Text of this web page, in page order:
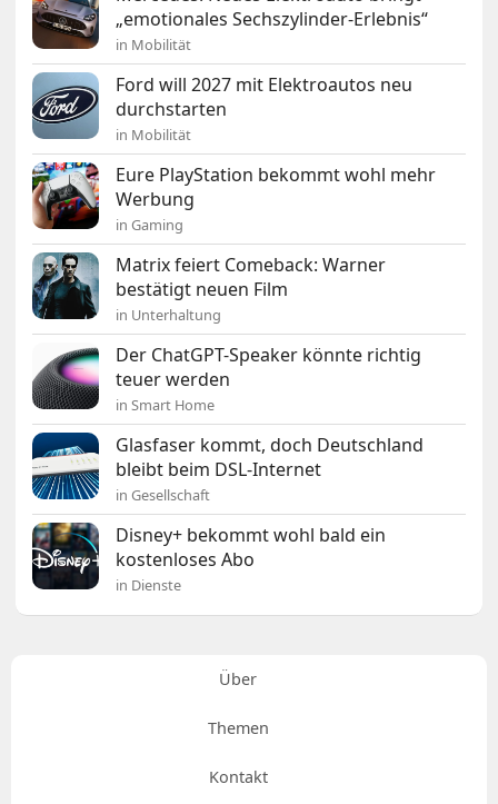
„emotionales Sechszylinder-Erlebnis“
in Mobilität
Ford will 2027 mit Elektroautos neu
durchstarten
in Mobilität
Eure PlayStation bekommt wohl mehr
Werbung
in Gaming
Matrix feiert Comeback: Warner
bestätigt neuen Film
in Unterhaltung
Der ChatGPT-Speaker könnte richtig
teuer werden
in Smart Home
Glasfaser kommt, doch Deutschland
bleibt beim DSL-Internet
in Gesellschaft
Disney+ bekommt wohl bald ein
kostenloses Abo
in Dienste
Über
Themen
Kontakt